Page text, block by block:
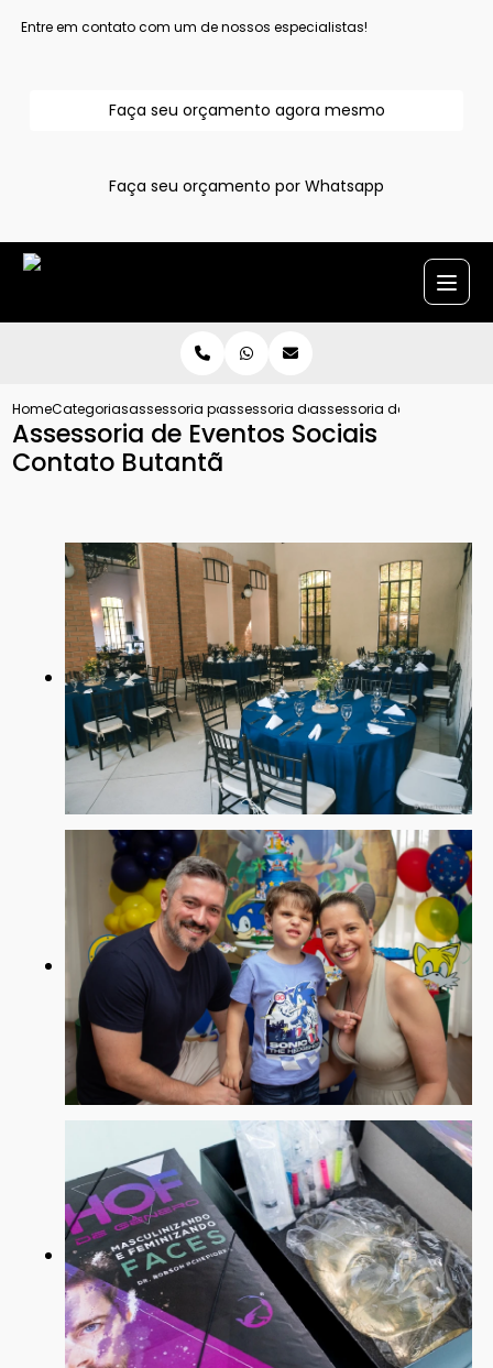
Entre em contato com um de nossos especialistas!
Faça seu orçamento agora mesmo
Faça seu orçamento por Whatsapp
HomeCategoriasassessoria para eventoassessoria de eventosassessoria de eventos
Assessoria de Eventos Sociais
Contato Butantã